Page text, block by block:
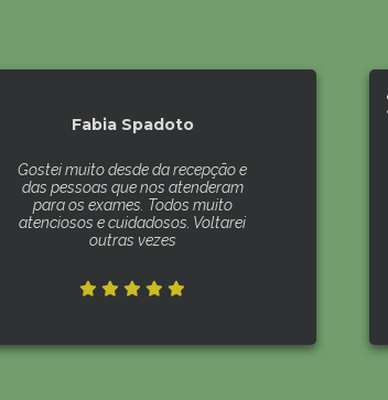
Fabia Spadoto
Gostei muito desde da recepção e
das pessoas que nos atenderam
para os exames. Todos muito
atenciosos e cuidadosos. Voltarei
outras vezes